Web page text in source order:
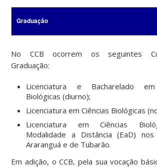
Graduação
No CCB ocorrem os seguintes
Graduação:
Licenciatura e Bacharelado em
Biológicas (diurno);
Licenciatura em Ciências Biológicas
Licenciatura em Ciências
Modalidade a Distância (EaD)
Araranguá e de Tubarão.
Em adição, o CCB, pela sua vocação